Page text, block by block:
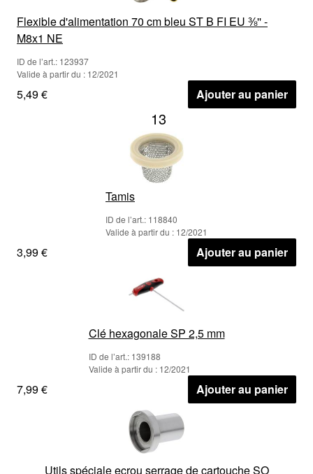
Flexible d'alimentation 70 cm bleu ST B FI EU ⅜'' -
M8x1 NE
ID de l’art.: 123937
Valide à partir du : 12/2021
5,49 € Ajouter au panier
13
Tamis
ID de l’art.: 118840
Valide à partir du : 12/2021
3,99 € Ajouter au panier
Clé hexagonale SP 2,5 mm
ID de l’art.: 139188
Valide à partir du : 12/2021
7,99 € Ajouter au panier
Utils spéciale ecrou serrage de cartouche SO